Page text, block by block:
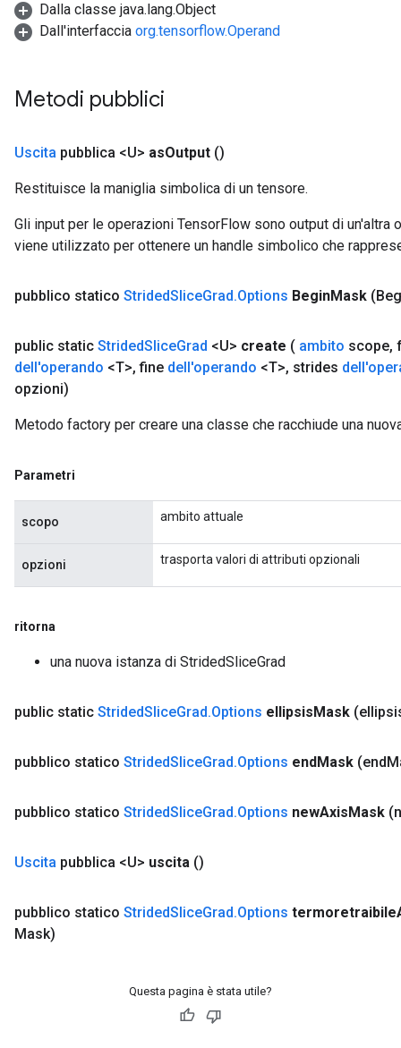
Dalla classe java.lang.Object
Dall'interfaccia org.tensorflow.Operand
Metodi pubblici
Uscita pubblica <U> asOutput ()
Restituisce la maniglia simbolica di un tensore.
Gli input per le operazioni TensorFlow sono output di un'altra
viene utilizzato per ottenere un handle simbolico che
pubblico statico StridedSliceGrad.Options BeginMask
public static StridedSliceGrad <U> create ( ambito scope,
dell'operando <T>, fine dell'operando <T>, strides
opzioni)
Metodo factory per creare una classe che racchiude una
Parametri
scopo ambito attuale
opzioni trasporta valori di attributi opzionali
ritorna
una nuova istanza di StridedSliceGrad
public static StridedSliceGrad.Options ellipsisMask
pubblico statico StridedSliceGrad.Options endMask (end
pubblico statico StridedSliceGrad.Options newAxisMask
Uscita pubblica <U> uscita ()
pubblico statico StridedSliceGrad.Options termoretraibile
Mask)
Questa pagina è stata utile?